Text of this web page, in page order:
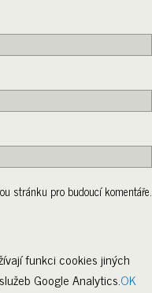
stránku pro budoucí komentáře.
funkci cookies jiných
Google Analytics.OK